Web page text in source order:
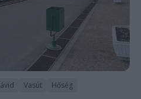
Vasút Hőség